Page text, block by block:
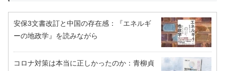
安保3文書改訂と中国の存在感：『エネルギ
ーの地政学』を読みながら
コロナ対策は本当に正しかったのか：青柳貞